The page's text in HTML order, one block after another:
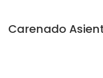
Carenado